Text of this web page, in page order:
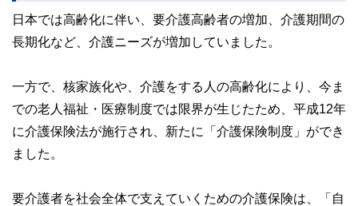
日本では高齢化に伴い、要介護高齢者の増加、介護期間の
長期化など、介護ニーズが増加していました。
一方で、核家族化や、介護をする人の高齢化により、今ま
での老人福祉・医療制度では限界が生じたため、平成12年
に介護保険法が施行され、新たに「介護保険制度」ができ
ました。
要介護者を社会全体で支えていくための介護保険は、「自